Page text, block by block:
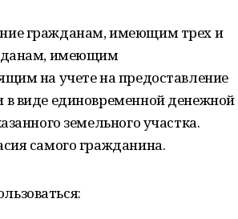
гражданам, имеющим трех и
имеющим
на учете на предоставление
в виде единовременной денежной
земельного участка.
самого гражданина.